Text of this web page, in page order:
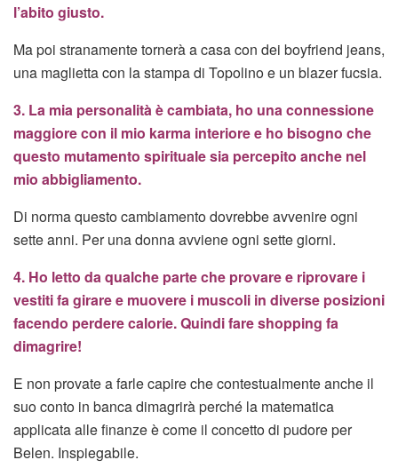
l’abito giusto.
Ma poi stranamente tornerà a casa con dei boyfriend jeans,
una maglietta con la stampa di Topolino e un blazer fucsia.
3. La mia personalità è cambiata, ho una connessione
maggiore con il mio karma interiore e ho bisogno che
questo mutamento spirituale sia percepito anche nel
mio abbigliamento.
Di norma questo cambiamento dovrebbe avvenire ogni
sette anni. Per una donna avviene ogni sette giorni.
4. Ho letto da qualche parte che provare e riprovare i
vestiti fa girare e muovere i muscoli in diverse posizioni
facendo perdere calorie. Quindi fare shopping fa
dimagrire!
E non provate a farle capire che contestualmente anche il
suo conto in banca dimagrirà perché la matematica
applicata alle finanze è come il concetto di pudore per
Belen. Inspiegabile.